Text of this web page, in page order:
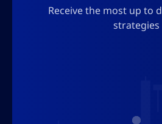
Receive the most up to
strategies